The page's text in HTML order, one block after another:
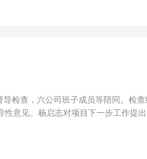
检查，六公司班子成员等陪同。检
意见。杨启志对项目下一步工作提